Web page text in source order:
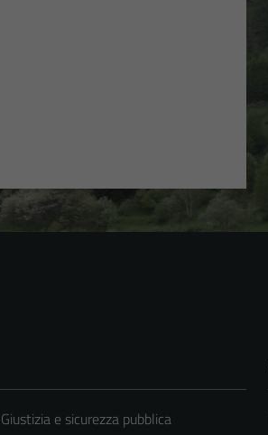
Giustizia e sicurezza pubblica